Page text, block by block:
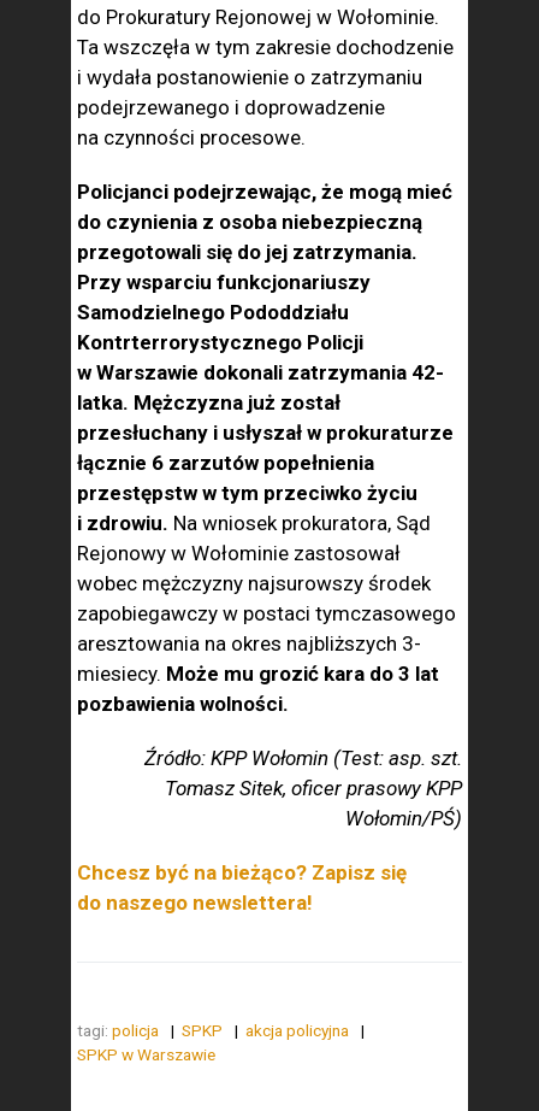
do Prokuratury Rejonowej w Wołominie.
Ta wszczęła w tym zakresie dochodzenie
i wydała postanowienie o zatrzymaniu
podejrzewanego i doprowadzenie
na czynności procesowe.
Policjanci podejrzewając, że mogą mieć
do czynienia z osoba niebezpieczną
przegotowali się do jej zatrzymania.
Przy wsparciu funkcjonariuszy
Samodzielnego Pododdziału
Kontrterrorystycznego Policji
w Warszawie dokonali zatrzymania 42-
latka. Mężczyzna już został
przesłuchany i usłyszał w prokuraturze
łącznie 6 zarzutów popełnienia
przestępstw w tym przeciwko życiu
i zdrowiu. Na wniosek prokuratora, Sąd
Rejonowy w Wołominie zastosował
wobec mężczyzny najsurowszy środek
zapobiegawczy w postaci tymczasowego
aresztowania na okres najbliższych 3-
miesiecy. Może mu grozić kara do 3 lat
pozbawienia wolności.
Źródło: KPP Wołomin (Test: asp. szt.
Tomasz Sitek, oficer prasowy KPP
Wołomin/PŚ)
Chcesz być na bieżąco? Zapisz się
do naszego newslettera!
tagi: policja SPKP
akcja policyjna
SPKP w Warszawie